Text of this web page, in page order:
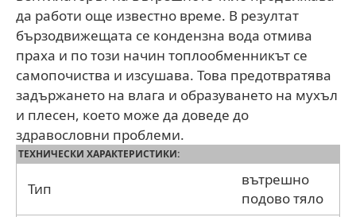
да работи още известно време. В резултат
бързодвижещата се кондензна вода отмива
праха и по този начин топлообменникът се
самопочиства и изсушава. Това предотвратява
задържането на влага и образуването на мухъл
и плесен, което може да доведе до
здравословни проблеми.
ТЕХНИЧЕСКИ ХАРАКТЕРИСТИКИ:
Тип
вътрешно
подово тяло